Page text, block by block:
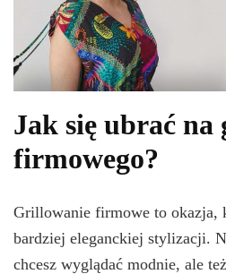
Jak się ubrać
firmowego?
Grillowanie firmowe to okazja,
bardziej eleganckiej stylizacji.
chcesz wyglądać modnie, ale